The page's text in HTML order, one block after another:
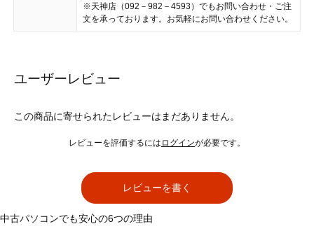
※天神店（092－982－4593）でもお問い合わせ・ご注
文を承っております。お気軽にお問い合わせください。
ユーザーレビュー
この商品に寄せられたレビューはまだありません。
レビューを評価するには ログインが必要です。
レビューを書く
中古パソコンでも安心の6つの理由